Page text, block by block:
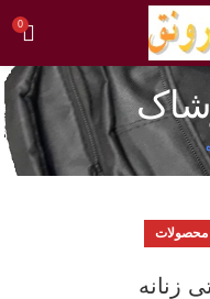
0
زنانه